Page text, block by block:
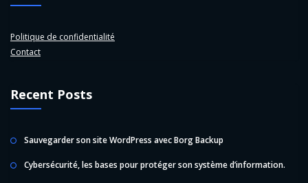
Politique de confidentialité
Contact
Recent Posts
Sauvegarder son site WordPress avec Borg Backup
Cybersécurité, les bases pour protéger son système d’information.